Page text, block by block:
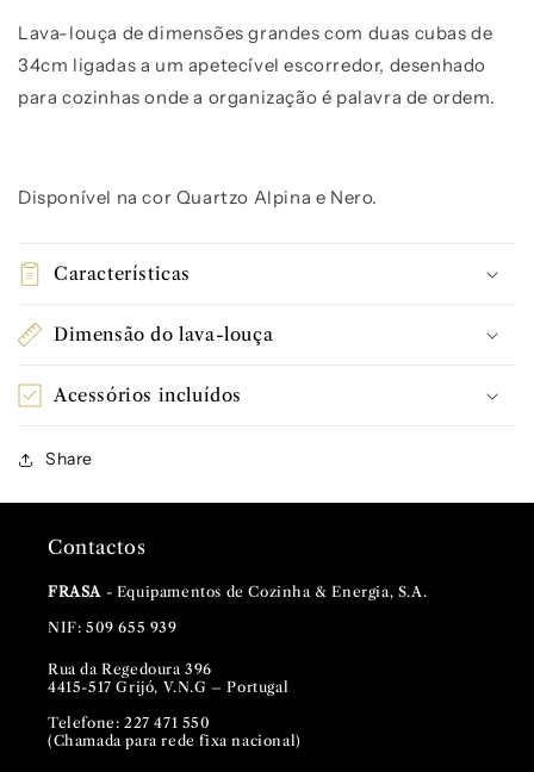
Lava-louça de dimensões grandes com duas cubas de
34cm ligadas a um apetecível escorredor, desenhado
para cozinhas onde a organização é palavra de ordem.
Disponível na cor Quartzo Alpina e Nero.
Características
Dimensão do lava-louça
Acessórios incluídos
Share
Contactos
FRASA - Equipamentos de Cozinha & Energia, S.A.
NIF: 509 655 939
Rua da Regedoura 396
4415-517 Grijó, V.N.G – Portugal
Telefone: 227 471 550
(Chamada para rede fixa nacional)